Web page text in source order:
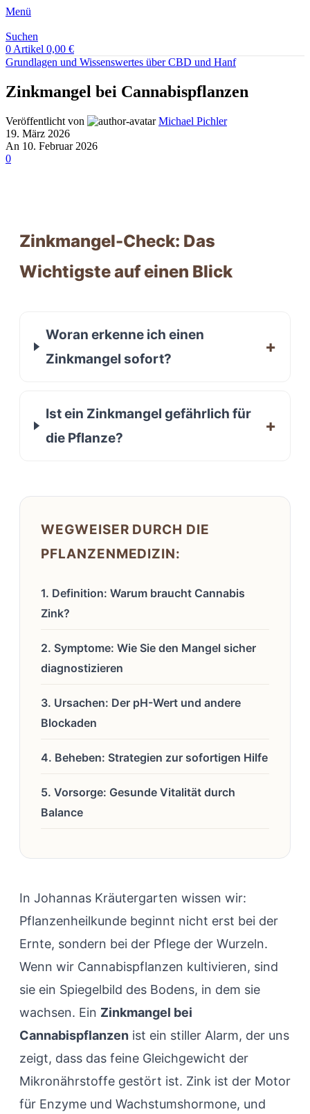
Menü
Suchen
0 Artikel 0,00 €
Grundlagen und Wissenswertes über CBD und Hanf
Zinkmangel bei Cannabispflanzen
Veröffentlicht von
Michael Pichler
19. März 2026
An 10. Februar 2026
0
Zinkmangel-Check: Das
Wichtigste auf einen Blick
Woran erkenne ich einen
Zinkmangel sofort?
Ist ein Zinkmangel gefährlich für
die Pflanze?
WEGWEISER DURCH DIE
PFLANZENMEDIZIN:
1. Definition: Warum braucht Cannabis
Zink?
2. Symptome: Wie Sie den Mangel sicher
diagnostizieren
3. Ursachen: Der pH-Wert und andere
Blockaden
4. Beheben: Strategien zur sofortigen Hilfe
5. Vorsorge: Gesunde Vitalität durch
Balance
In Johannas Kräutergarten wissen wir:
Pflanzenheilkunde beginnt nicht erst bei der
Ernte, sondern bei der Pflege der Wurzeln.
Wenn wir Cannabispflanzen kultivieren, sind
sie ein Spiegelbild des Bodens, in dem sie
wachsen. Ein Zinkmangel bei
Cannabispflanzen ist ein stiller Alarm, der uns
zeigt, dass das feine Gleichgewicht der
Mikronährstoffe gestört ist. Zink ist der Motor
für Enzyme und Wachstumshormone, und